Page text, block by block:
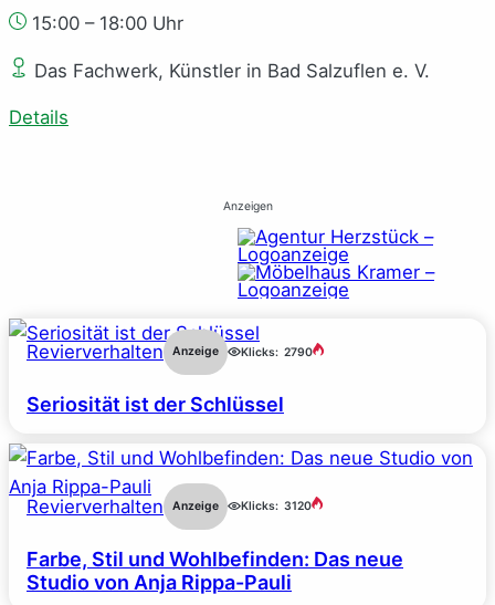
15:00 – 18:00 Uhr
Das Fachwerk, Künstler in Bad Salzuflen e. V.
Details
Anzeigen
Revierverhalten Anzeige Klicks: 2790
Seriosität ist der Schlüssel
Revierverhalten Anzeige Klicks: 3120
Farbe, Stil und Wohlbefinden: Das neue
Studio von Anja Rippa-Pauli